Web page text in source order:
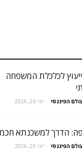
לכלכלת המשפחה
הפיננסי - יוני 26, 2026
הדרך למשכנתא
הפיננסי - יוני 23, 2026